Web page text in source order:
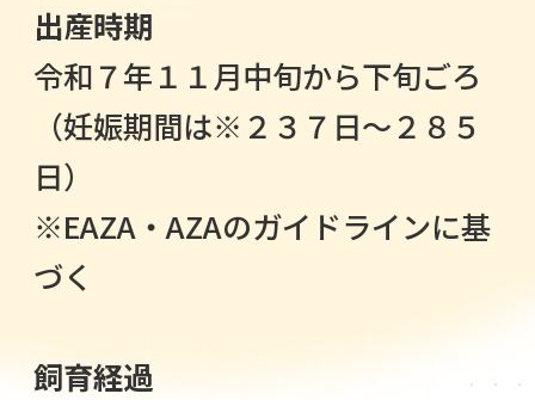
出産時期
令和７年１１月中旬から下旬ごろ
（妊娠期間は※２３７日～２８５
日）
※EAZA・AZAのガイドラインに基
づく
飼育経過